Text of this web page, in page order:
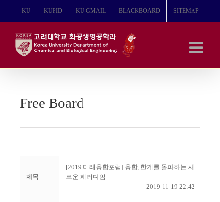
뛰
KU KUPID KU GMAIL BLACKBOARD SITEMAP
Free Board
제목
[2019 미래융합포럼] 융합, 한계를 돌파하는 새
로운 패러다임
2019-11-19 22:42